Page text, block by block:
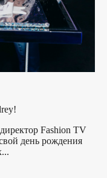
Fashion TV
день рождения